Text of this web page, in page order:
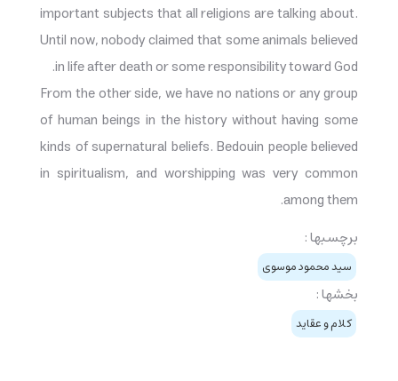
important subjects that all religions are talking about.
Until now, nobody claimed that some animals believed
in life after death or some responsibility toward God.
From the other side, we have no nations or any group
of human beings in the history without having some
kinds of supernatural beliefs. Bedouin people believed
in spiritualism, and worshipping was very common
among them.
برچسبها :
سيد محمود موسوی
بخشها :
کلام و عقاید